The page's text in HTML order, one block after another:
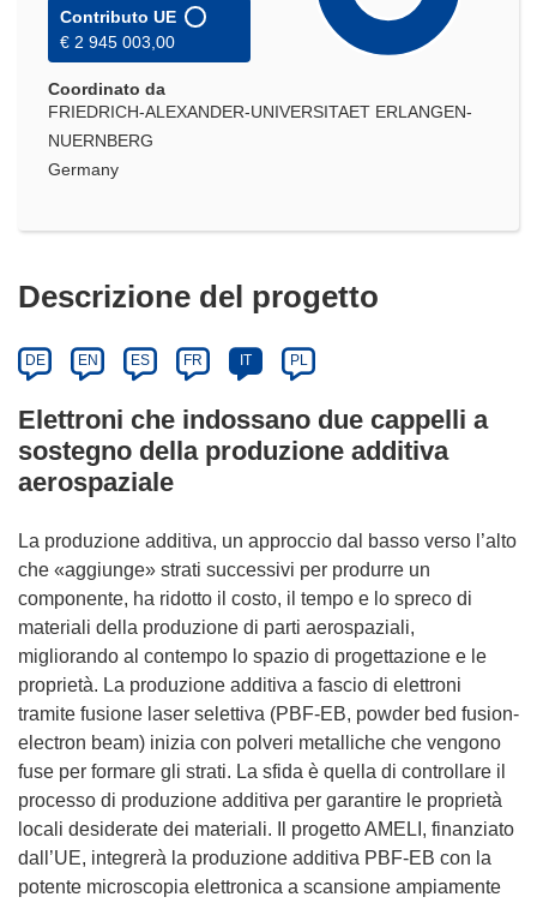
Contributo UE
€ 2 945 003,00
Coordinato da
FRIEDRICH-ALEXANDER-UNIVERSITAET ERLANGEN-
NUERNBERG
Germany
Descrizione del progetto
DE EN ES FR IT PL
Elettroni che indossano due cappelli a
sostegno della produzione additiva
aerospaziale
La produzione additiva, un approccio dal basso verso l’alto
che «aggiunge» strati successivi per produrre un
componente, ha ridotto il costo, il tempo e lo spreco di
materiali della produzione di parti aerospaziali,
migliorando al contempo lo spazio di progettazione e le
proprietà. La produzione additiva a fascio di elettroni
tramite fusione laser selettiva (PBF-EB, powder bed fusion-
electron beam) inizia con polveri metalliche che vengono
fuse per formare gli strati. La sfida è quella di controllare il
processo di produzione additiva per garantire le proprietà
locali desiderate dei materiali. Il progetto AMELI, finanziato
dall’UE, integrerà la produzione additiva PBF-EB con la
potente microscopia elettronica a scansione ampiamente